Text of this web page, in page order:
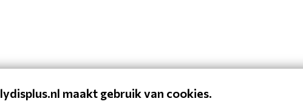
lydisplus.nl maakt gebruik van cookies.